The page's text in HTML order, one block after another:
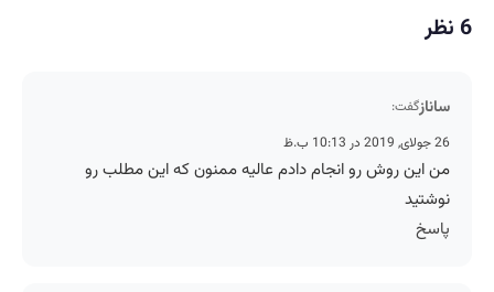
6 نظر
سانازگفت:
26 جولای, 2019 در 10:13 ب.ظ
من این روش رو انجام دادم عالیه ممنون که این مطلب رو
نوشتید
پاسخ